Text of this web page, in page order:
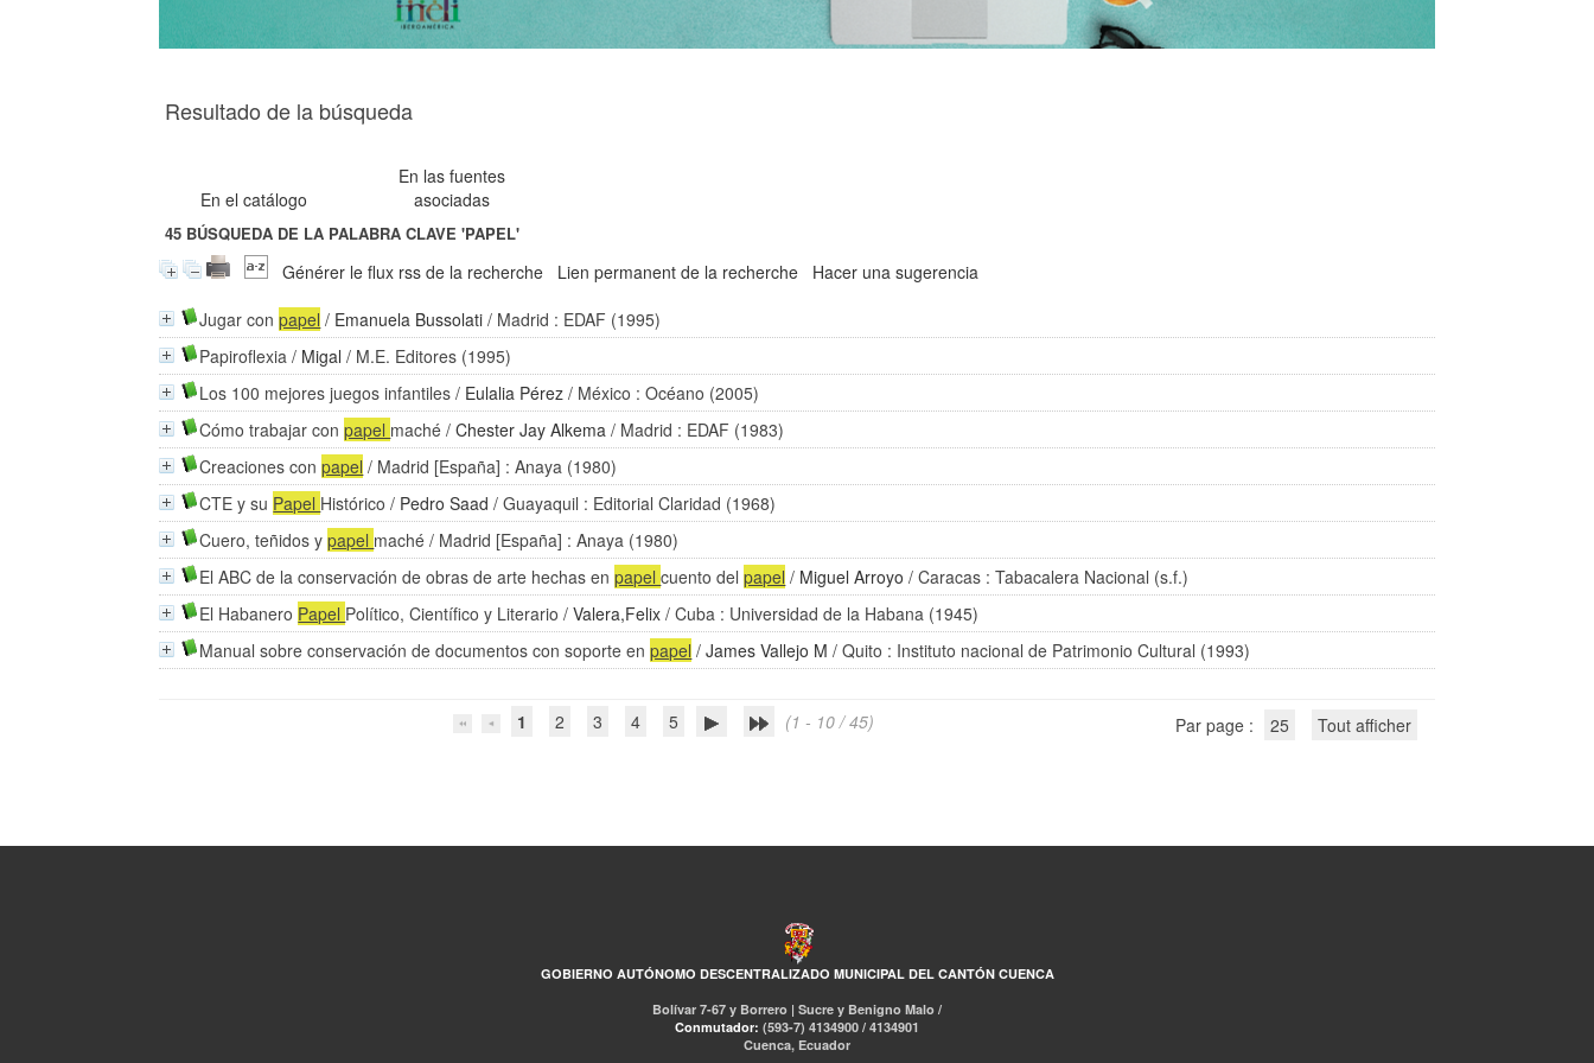
Resultado de la búsqueda
En el catálogo
En las fuentes
asociadas
45 BÚSQUEDA DE LA PALABRA CLAVE'PAPEL'
Générer le flux rss de la recherche Lien permanent de la recherche
Hacer una sugerencia
Jugar conpapel / Emanuela Bussolati / Madrid : EDAF (1995)
Papiroflexia / Migal / M.E. Editores (1995)
Los 100 mejores juegos infantiles / Eulalia Pérez / México : Océano (2005)
Cómo trabajar conpapel maché /Chester Jay Alkema / Madrid : EDAF (1983)
Creaciones conpapel / Madrid [España] : Anaya (1980)
CTE y su Papel Histórico / Pedro Saad / Guayaquil : Editorial Claridad (1968)
Cuero, teñidos ypapel maché / Madrid [España] : Anaya (1980)
El ABC de la conservación de obras de arte hechas enpapelcuento delpapel / Miguel Arroyo / Caracas : Tabacalera Nacional (s.f.)
El Habanero Papel Político, Científico y Literario /Valera,Felix / Cuba : Universidad de la Habana (1945)
Manual sobre conservación de documentos con soporte enpapel /James Vallejo M / Quito : Instituto nacional de Patrimonio Cultural (1993)
1 2 3 4 5 (1 - 10 / 45) Par page : 25 Tout afficher
GOBIERNO AUTÓNOMO DESCENTRALIZADO MUNICIPAL DEL CANTÓN CUENCA
Bolívar 7-67 y Borrero | Sucre y Benigno Malo /
Conmutador: (593-7) 4134900 / 4134901
Cuenca, Ecuador